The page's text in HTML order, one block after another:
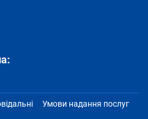
Умови надання послуг